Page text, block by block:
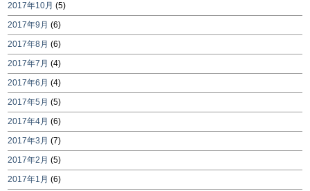
2017年10月 (5)
2017年9月 (6)
2017年8月 (6)
2017年7月 (4)
2017年6月 (4)
2017年5月 (5)
2017年4月 (6)
2017年3月 (7)
2017年2月 (5)
2017年1月 (6)